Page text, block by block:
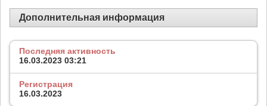
Дополнительная информация
Последняя активность
16.03.2023 03:21
Регистрация
16.03.2023